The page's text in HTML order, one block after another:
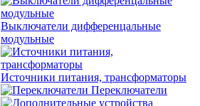
Выключатели дифференцальные
модульные
Источники питания, трансформаторы
Переключатели